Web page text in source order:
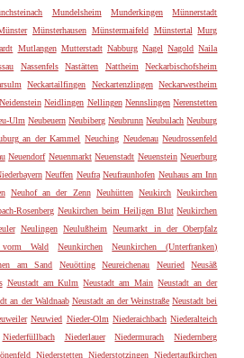
Mundelsheim Munderkingen
Münnerstadt
Münsterhausen Münstermaifeld Münstertal Murg
Mutlangen Mutterstadt Nabburg Nagel Nagold Naila
Nassenfels Nastätten Nattheim
Neckarbischofsheim
Neckartailfingen Neckartenzlingen Neckarwestheim
Neidenstein Neidlingen Nellingen Nennslingen Nerenstetten
Ulm Neubeuern Neubiberg Neubrunn Neubulach Neuburg
an der Kammel Neuching Neudenau Neudrossenfeld
Neuendorf Neuenmarkt Neuenstadt Neuenstein Neuerburg
Neuffen Neufra Neufraunhofen Neuhaus am Inn
Neuhof an der Zenn Neuhütten Neukirch Neukirchen
Rosenberg Neukirchen beim Heiligen Blut Neukirchen
Neulingen Neulußheim
Neumarkt in der Oberpfalz
vorm Wald Neunkirchen
Neunkirchen (Unterfranken)
am Sand Neuötting Neureichenau Neuried
Neusäß
Neustadt am Kulm Neustadt am Main Neustadt an der
an der Waldnaab Neustadt an der Weinstraße Neustadt bei
Neuwied Nieder-Olm Niederaichbach Niederalteich
Niederfüllbach Niederlauer Niedermurach
Niedernberg
Niederstetten Niederstotzingen Niedertaufkirchen